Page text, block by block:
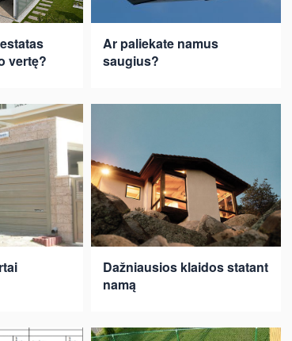
vertę?
Ar paliekate namus
saugius?
Dažniausios klaidos statant
namą